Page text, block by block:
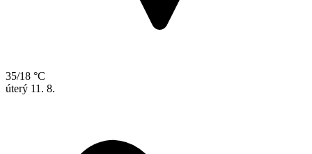
35/18 °C
úterý 11. 8.